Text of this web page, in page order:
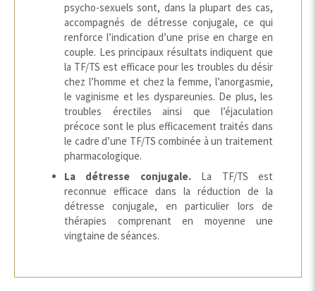
psycho-sexuels sont, dans la plupart des cas,
accompagnés de détresse conjugale, ce qui
renforce l’indication d’une prise en charge en
couple. Les principaux résultats indiquent que
la TF/TS est efficace pour les troubles du désir
chez l’homme et chez la femme, l’anorgasmie,
le vaginisme et les dyspareunies. De plus, les
troubles érectiles ainsi que l’éjaculation
précoce sont le plus efficacement traités dans
le cadre d’une TF/TS combinée à un traitement
pharmacologique.
La détresse conjugale.La TF/TS est
reconnue efficace dans la réduction de la
détresse conjugale, en particulier lors de
thérapies comprenant en moyenne une
vingtaine de séances.